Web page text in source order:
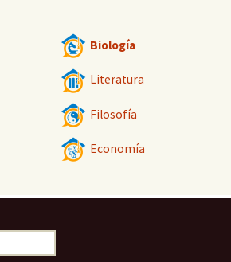
Biología
Literatura
Filosofía
Economía